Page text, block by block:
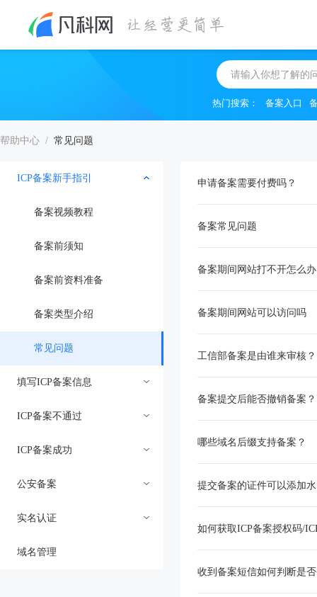
热门搜索： 备案入口
帮助中心 / 常见问题
ICP备案新手指引
备案视频教程
备案前须知
备案前资料准备
备案类型介绍
常见问题
填写ICP备案信息
校验备案类型
选择备案地区
填写主办单位信息
填写备案网站基本信息
填写主体负责人基本信息
ICP备案不通过
备案不通过原因查询
备案基础信息打回
资料上传不符
人像采集失败
ICP备案成功
备案后注意事项
备案后常见问题
变更备案
公安备案
公安备案介绍
公安备案填写指南
实名认证
实名认证介绍及流程
域名管理
申请备案需要付费吗？
备案常见问题
备案期间网站打不开怎么
备案期间网站可以访问吗
工信部备案是由谁来审核？
备案提交后能否撤销备案？
哪些域名后缀支持备案？
提交备案的证件可以添加
如何获取ICP备案授权码/
收到备案短信如何判断是